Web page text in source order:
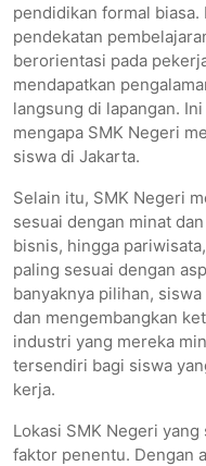
pendidikan formal
pendekatan
berorientasi pada
mendapatkan
langsung di lapangan.
mengapa SMK Negeri
siswa di Jakarta.
Selain itu, SMK Negeri
sesuai dengan minat
bisnis, hingga
paling sesuai dengan
banyaknya pilihan,
dan mengembangkan
industri yang mereka
tersendiri bagi siswa
kerja.
Lokasi SMK Negeri
faktor penentu. Dengan